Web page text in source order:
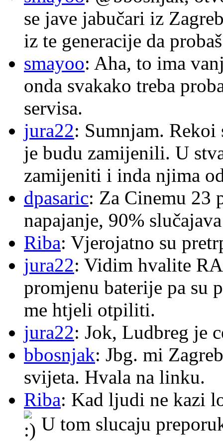
se jave jabučari iz
iz te generacije da
smayoo: Aha, to ima
onda svakako treba
servisa.
jura22: Sumnjam. Rekoi
je budu zamijenili. U
zamijeniti i inda njima
dpasaric: Za Cinemu 23
napajanje, 90%
Riba: Vjerojatno su
jura22: Vidim hvalite
promjenu baterije pa su
me htjeli otpiliti.
jura22: Jok, Ludbreg je
bbosnjak: Jbg. mi
svijeta. Hvala na linku.
Riba: Kad ljudi ne kazi
U tom slucaju